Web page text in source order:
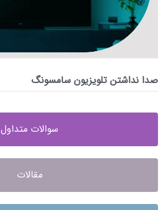
صدا نداشتن تلویزیون سامسونگ
سوالات متداول
مقالات